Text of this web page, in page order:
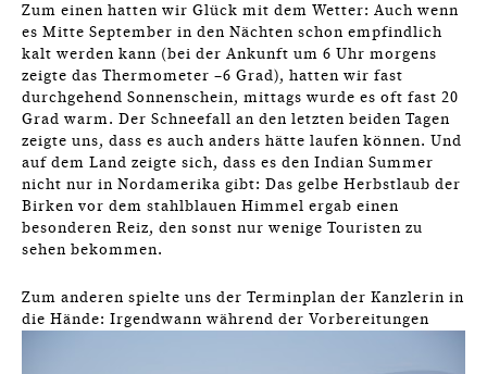
Zum einen hatten wir Glück mit dem Wetter: Auch wenn
es Mitte September in den Nächten schon empfindlich
kalt werden kann (bei der Ankunft um 6 Uhr morgens
zeigte das Thermometer –6 Grad), hatten wir fast
durchgehend Sonnenschein, mittags wurde es oft fast 20
Grad warm. Der Schneefall an den letzten beiden Tagen
zeigte uns, dass es auch anders hätte laufen können. Und
auf dem Land zeigte sich, dass es den Indian Summer
nicht nur in Nordamerika gibt: Das gelbe Herbstlaub der
Birken vor dem stahlblauen Himmel ergab einen
besonderen Reiz, den sonst nur wenige Touristen zu
sehen bekommen.
Zum anderen spielte uns der Terminplan der Kanzlerin in
die Hände: Irgendwann während der Vorbereitungen